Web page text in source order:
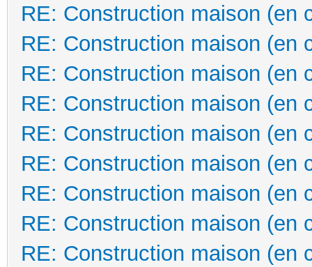
RE: Construction maison (en
RE: Construction maison (en
RE: Construction maison (en
RE: Construction maison (en
RE: Construction maison (en
RE: Construction maison (en
RE: Construction maison (en
RE: Construction maison (en
RE: Construction maison (en